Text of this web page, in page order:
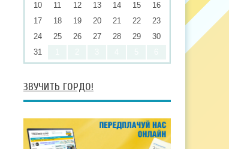
10
11 12 13 14 15
16
17
18 19 20 21 22
23
24
25 26 27 28 29
30
31
ЗВУЧИТЬ ГОРДО!